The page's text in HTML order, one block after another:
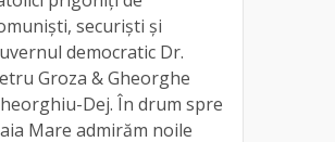
securiști și
democratic Dr.
Groza & Gheorghe
Dej. În drum spre
Mare admirăm noile